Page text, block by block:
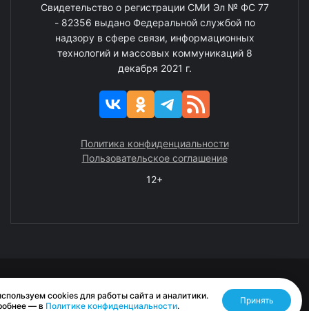
Свидетельство о регистрации СМИ Эл № ФС 77
- 82356 выдано Федеральной службой по
надзору в сфере связи, информационных
технологий и массовых коммуникаций 8
декабря 2021 г.
Политика конфиденциальности
Пользовательское соглашение
12+
Разработано RASA
cookies для работы сайта и аналитики.
— в Политике конфиденциальности.
Принять